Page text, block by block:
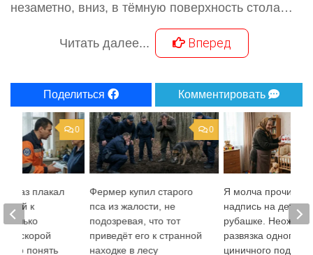
незаметно, вниз, в тёмную поверхность стола…
Читать далее... Вперед
Поделиться Комментировать
0
Фермер купил старого
пса из жалости, не
подозревая, что тот
приведёт его к странной
находке в лесу
Я молча прочитала
надпись на
рубашке.
развязка одного
циничного подарка
0
раз плакал
к
только
скорой
понять